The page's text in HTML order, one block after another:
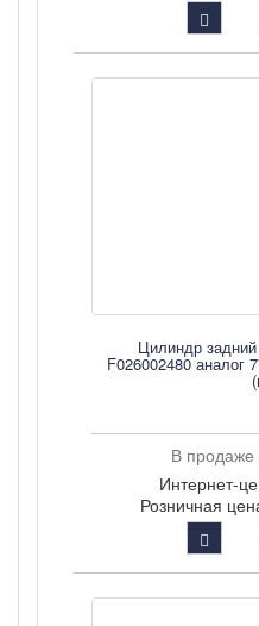
Цилиндр
F026002480 аналог
В продаже
Интернет-
Розничная